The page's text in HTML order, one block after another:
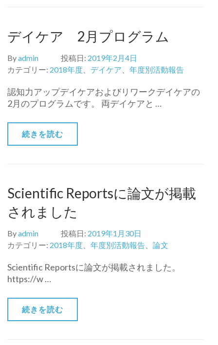
デイケア 2月プログラム
Byadmin 投稿日: 2019年2月4日
カテゴリー: 2018年度 デイケア 年度別活動報告
認知力アップデイケアおよびリワークデイケアの
2月のプログラムです。 両デイケアと …
続きを読む
Scientific Reportsに論文が掲載
されました
Byadmin 投稿日: 2019年1月30日
カテゴリー: 2018年度 年度別活動報告 論文
Scientific Reportsに論文が掲載されました。
https://w …
続きを読む